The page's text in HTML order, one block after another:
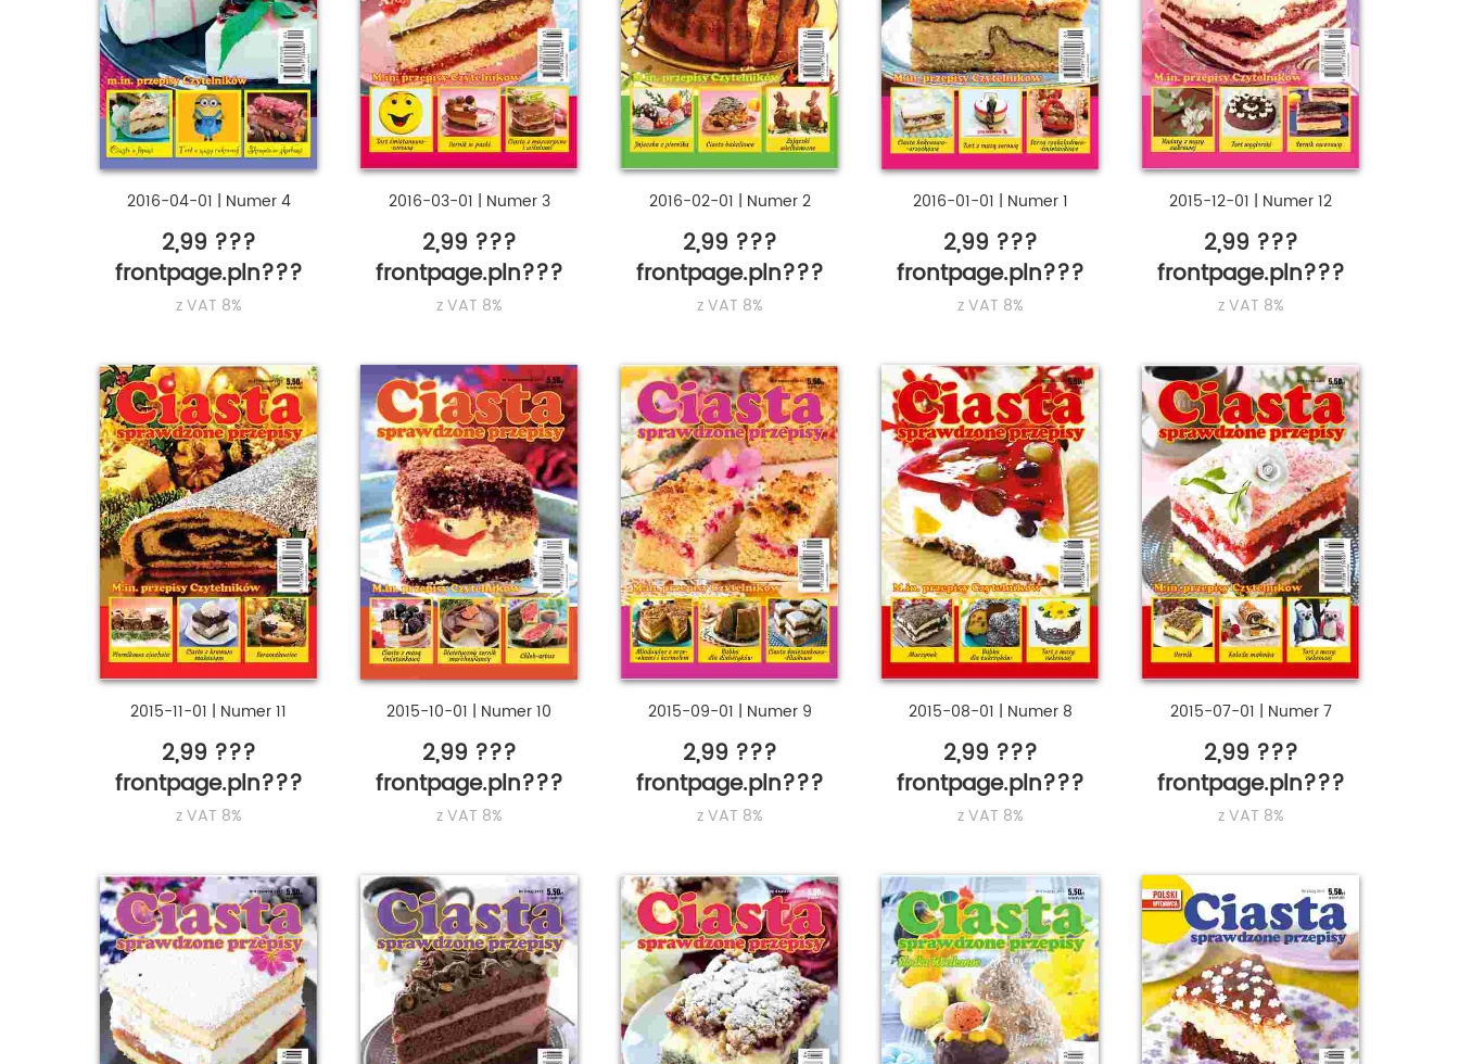
2016-04-01 | Numer 4
2,99 ???
frontpage.pln???
z VAT 8%
2016-03-01 | Numer 3
2,99 ???
frontpage.pln???
z VAT 8%
2016-02-01 | Numer 2
2,99 ???
frontpage.pln???
z VAT 8%
2016-01-01 | Numer 1
2,99 ???
frontpage.pln???
z VAT 8%
2015-12-01 | Numer 12
2,99 ???
frontpage.pln???
z VAT 8%
2015-11-01 | Numer 11
2,99 ???
frontpage.pln???
z VAT 8%
2015-10-01 | Numer 10
2,99 ???
frontpage.pln???
z VAT 8%
2015-09-01 | Numer 9
2,99 ???
frontpage.pln???
z VAT 8%
2015-08-01 | Numer 8
2,99 ???
frontpage.pln???
z VAT 8%
2015-07-01 | Numer 7
2,99 ???
frontpage.pln???
z VAT 8%